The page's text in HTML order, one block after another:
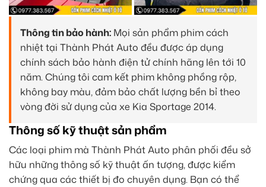
Thông tin bảo hành: Mọi sản phẩm phim cách
nhiệt tại Thành Phát Auto đều được áp dụng
chính sách bảo hành điện tử chính hãng lên tới 10
năm. Chúng tôi cam kết phim không phồng rộp,
không bay màu, đảm bảo chất lượng bền bỉ theo
vòng đời sử dụng của xe Kia Sportage 2014.
Thông số kỹ thuật sản phẩm
Các loại phim mà Thành Phát Auto phân phối đều sở
hữu những thông số kỹ thuật ấn tượng, được kiểm
chứng qua các thiết bị đo chuyên dụng. Bạn có thể